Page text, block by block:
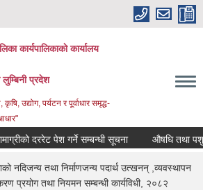
कार्यपालिकाकाे कार्यालय
लुम्बिनी प्रदेश
कृषि, उद्योग, पर्यटन र पूर्वाधार समृद्ध-
दररेट पेश गर्ने सम्बन्धी सूचना औषधि तथा
नदिजन्य तथा निर्माणजन्य पदार्थ उत्खनन् ,व्यवस्थापन
प्रयोग तथा नियमन सम्बन्धी कार्यविधी, २०८२